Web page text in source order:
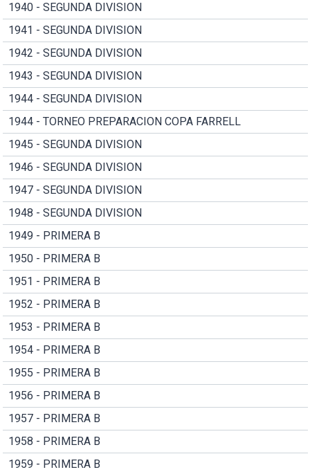
1940 - SEGUNDA DIVISION
1941 - SEGUNDA DIVISION
1942 - SEGUNDA DIVISION
1943 - SEGUNDA DIVISION
1944 - SEGUNDA DIVISION
1944 - TORNEO PREPARACION COPA FARRELL
1945 - SEGUNDA DIVISION
1946 - SEGUNDA DIVISION
1947 - SEGUNDA DIVISION
1948 - SEGUNDA DIVISION
1949 - PRIMERA B
1950 - PRIMERA B
1951 - PRIMERA B
1952 - PRIMERA B
1953 - PRIMERA B
1954 - PRIMERA B
1955 - PRIMERA B
1956 - PRIMERA B
1957 - PRIMERA B
1958 - PRIMERA B
1959 - PRIMERA B